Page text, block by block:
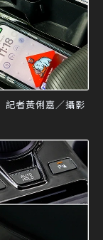
記者黃俐嘉／攝影